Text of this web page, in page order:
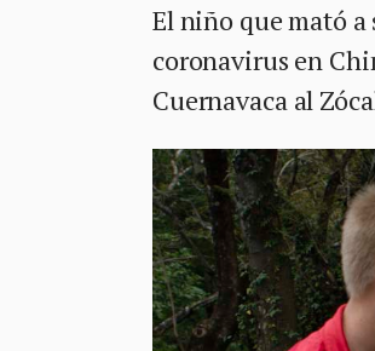
El niño que mató a
coronavirus en
Cuernavaca al